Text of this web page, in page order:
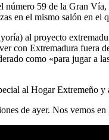
59 de la Gran
en el mismo salón en el
al proyecto
con Extremadura fuera
como «para jugar a
al Hogar Extremeño
de ayer. Nos vemos en